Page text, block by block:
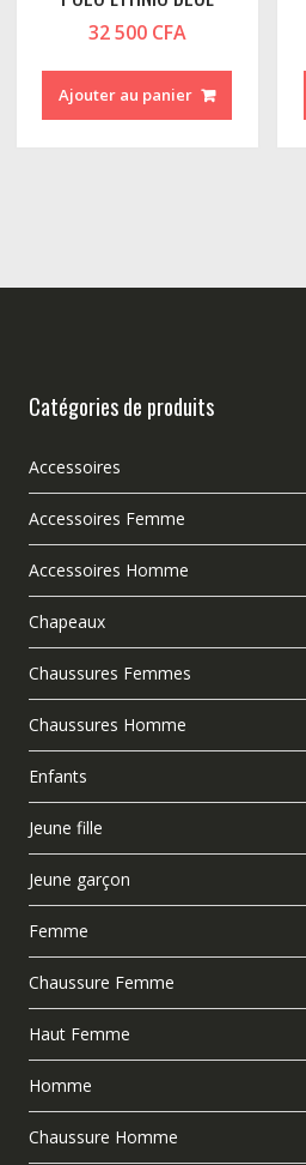
32 500 CFA
Ajouter au panier
Catégories de produits
Accessoires
Accessoires Femme
Accessoires Homme
Chapeaux
Chaussures Femmes
Chaussures Homme
Enfants
Jeune fille
Jeune garçon
Femme
Chaussure Femme
Haut Femme
Homme
Chaussure Homme